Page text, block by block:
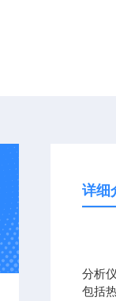
详细
分析
包括